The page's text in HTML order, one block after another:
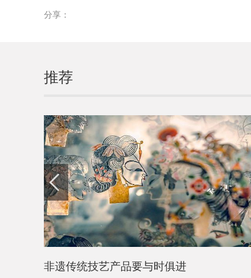
分享：
推荐
非遗传统技艺产品要与时俱进